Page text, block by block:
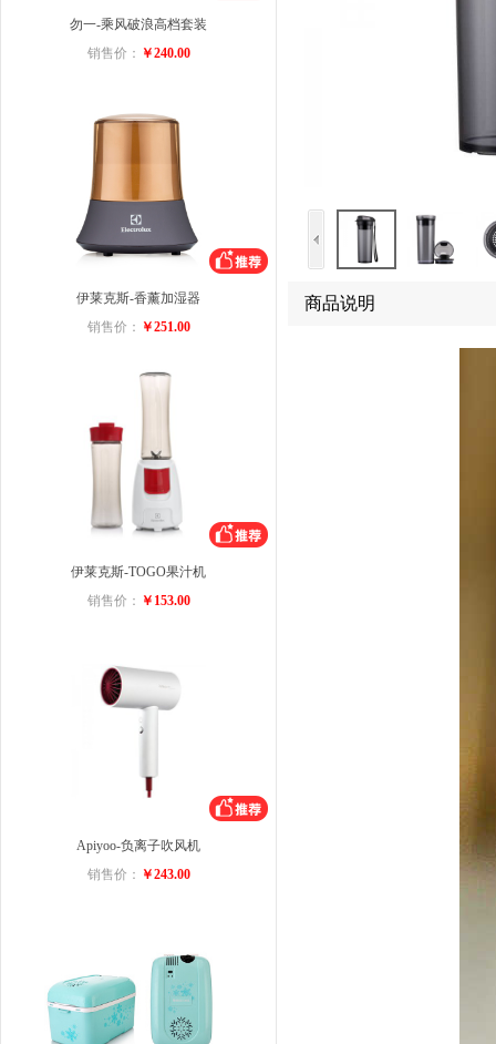
勿一-乘风破浪高档套装
销售价： ￥240.00
伊莱克斯-香薰加湿器
销售价： ￥251.00
伊莱克斯-TOGO果汁机
销售价： ￥153.00
Apiyoo-负离子吹风机
销售价： ￥243.00
商品说明